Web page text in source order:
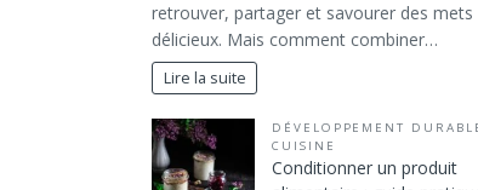
retrouver, partager et savourer des mets
délicieux. Mais comment combiner…
Lire la suite
DÉVELOPPEMENT
CUISINE
Conditionner un produit